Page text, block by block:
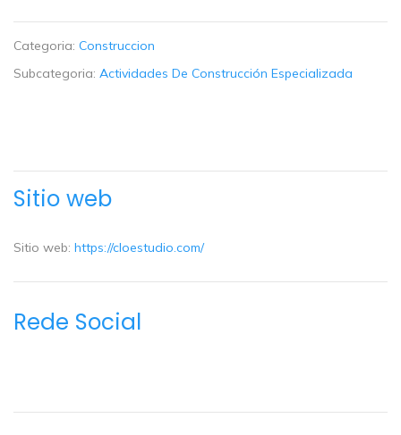
Categoria: Construccion
Subcategoria: Actividades De Construcción Especializada
Sitio web
Sitio web: https://cloestudio.com/
Rede Social